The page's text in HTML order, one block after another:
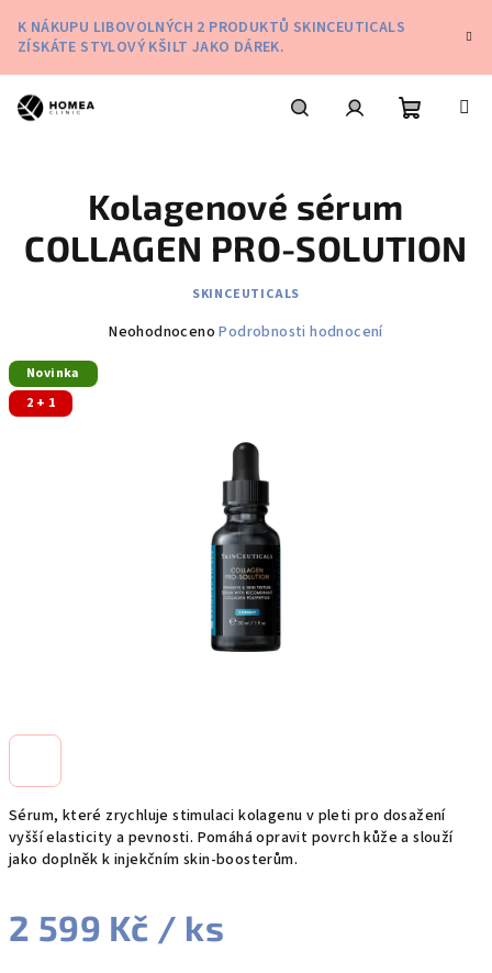
obsah
K NÁKUPU LIBOVOLNÝCH 2 PRODUKTŮ SKINCEUTICALS
ZÍSKÁTE STYLOVÝ KŠILT JAKO DÁREK.
Sérum, které zrychluje stimulaci kolagenu v pleti pro dosažení
vyšší elasticity a pevnosti. Pomáhá opravit povrch kůže a slouží
jako doplněk k injekčním skin-boosterům.
2 599 Kč / ks
Kolagenové sérum
COLLAGEN PRO-SOLUTION
SKINCEUTICALS
Průměrné
Neohodnoceno Podrobnosti hodnocení
Novinka
2 + 1